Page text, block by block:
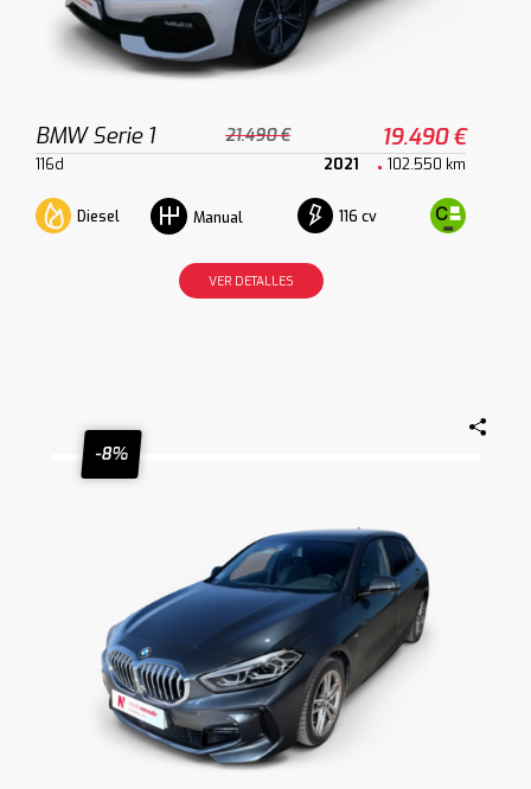
BMW Serie 1 21.490 € 19.490 €
116d 2021 102.550 km
Diesel Manual 116 cv
VER DETALLES
-8%